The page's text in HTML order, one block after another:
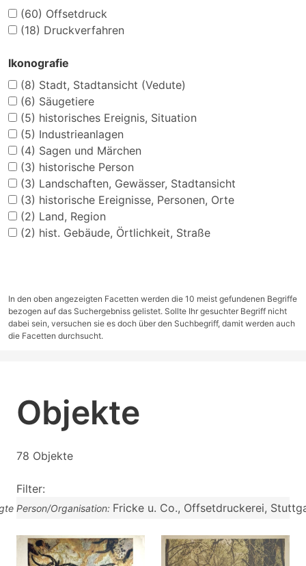
(60) Offsetdruck
(18) Druckverfahren
Ikonografie
(8) Stadt, Stadtansicht (Vedute)
(6) Säugetiere
(5) historisches Ereignis, Situation
(5) Industrieanlagen
(4) Sagen und Märchen
(3) historische Person
(3) Landschaften, Gewässer, Stadtansicht
(3) historische Ereignisse, Personen, Orte
(2) Land, Region
(2) hist. Gebäude, Örtlichkeit, Straße
In den oben angezeigten Facetten werden die 10 meist gefundenen Begriffe
bezogen auf das Suchergebniss gelistet. Sollte Ihr gesuchter Begriff nicht
dabei sein, versuchen sie es doch über den Suchbegriff, damit werden auch
die Facetten durchsucht.
Objekte
78 Objekte
Filter:
Person/Organisation: Fricke u. Co., Offsetdruckerei,